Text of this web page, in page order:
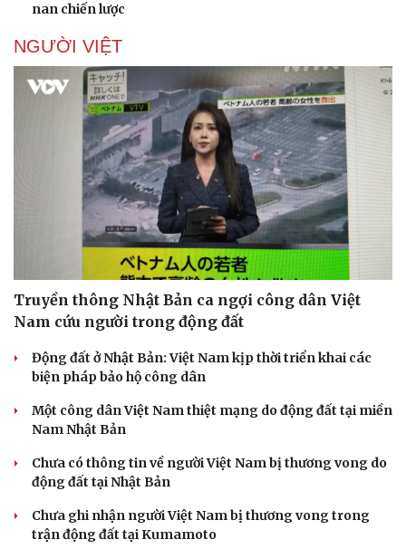
nan chiến lược
NGƯỜI VIỆT
Truyền thông Nhật Bản ca ngợi công dân Việt
Nam cứu người trong động đất
Động đất ở Nhật Bản: Việt Nam kịp thời triển khai các
biện pháp bảo hộ công dân
Một công dân Việt Nam thiệt mạng do động đất tại miền
Nam Nhật Bản
Chưa có thông tin về người Việt Nam bị thương vong do
động đất tại Nhật Bản
Chưa ghi nhận người Việt Nam bị thương vong trong
trận động đất tại Kumamoto